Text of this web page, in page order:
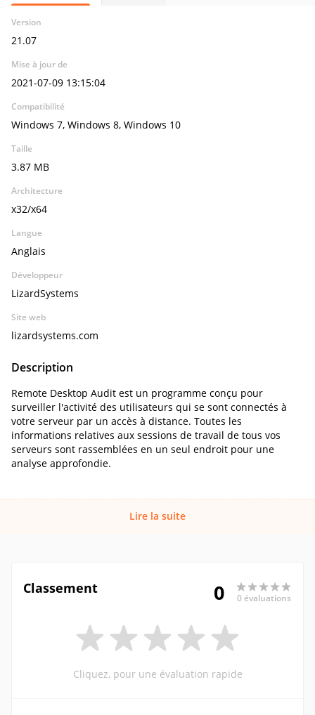
Version
21.07
Mise à jour de
2021-07-09 13:15:04
Compatibilité
Windows 7, Windows 8, Windows 10
Taille
3.87 MB
Architecture
x32/x64
Langue
Anglais
Développeur
LizardSystems
Site web
lizardsystems.com
Description
Remote Desktop Audit est un programme conçu pour
surveiller l'activité des utilisateurs qui se sont connectés à
votre serveur par un accès à distance. Toutes les
informations relatives aux sessions de travail de tous vos
serveurs sont rassemblées en un seul endroit pour une
analyse approfondie.
Lire la suite
Classement 0 0 évaluations
Cliquez, pour une évaluation rapide